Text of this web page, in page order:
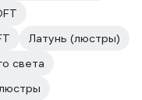
Латунь (люстры)
света